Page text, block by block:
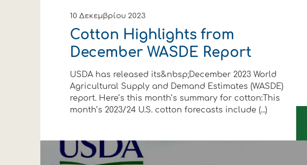
10 Δεκεμβρίου 2023
Cotton Highlights from
December WASDE Report
USDA has released its&nbsp;December 2023 World
Agricultural Supply and Demand Estimates (WASDE)
report. Here’s this month’s summary for cotton:This
month’s 2023/24 U.S. cotton forecasts include (...)